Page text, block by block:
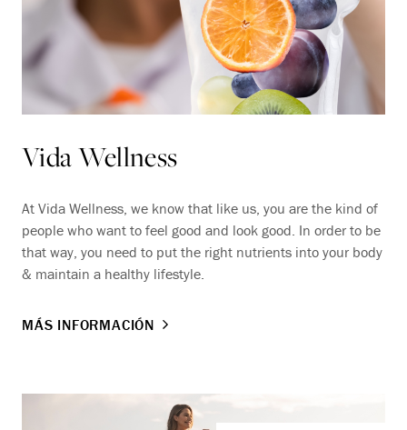
Vida Wellness
At Vida Wellness, we know that like us, you are the kind of
people who want to feel good and look good. In order to be
that way, you need to put the right nutrients into your body
& maintain a healthy lifestyle.
MÁS INFORMACIÓN